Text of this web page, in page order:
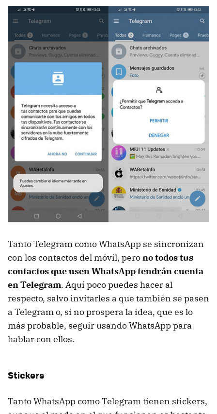
Tanto Telegram como WhatsApp se sincronizan
con los contactos del móvil, perono todos tus
contactos que usen WhatsApp tendrán cuenta
en Telegram. Aquí poco puedes hacer al
respecto, salvo invitarles a que también se pasen
a Telegram o, si no prospera la idea, que es lo
más probable, seguir usando WhatsApp para
hablar con ellos.
Stickers
Tanto WhatsApp como Telegram tienen stickers,